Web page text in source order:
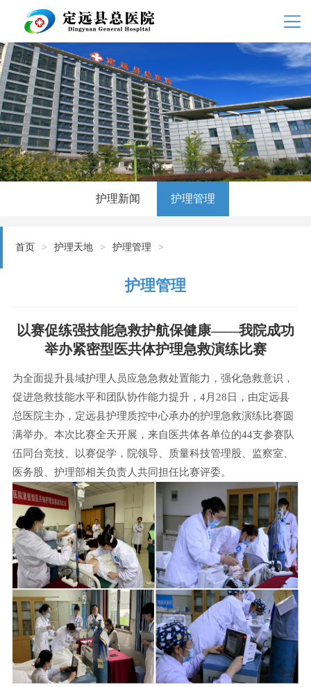
护理新闻 护理管理
首页 > 护理天地 > 护理管理 >
护理管理
以赛促练强技能急救护航保健康——我院成功
举办紧密型医共体护理急救演练比赛
为全面提升县域护理人员应急急救处置能力，强化急救意识，
促进急救技能水平和团队协作能力提升，4月28日，由定远县
总医院主办，定远县护理质控中心承办的护理急救演练比赛圆
满举办。本次比赛全天开展，来自医共体各单位的44支参赛队
伍同台竞技、以赛促学，院领导、质量科技管理股、监察室、
医务股、护理部相关负责人共同担任比赛评委。